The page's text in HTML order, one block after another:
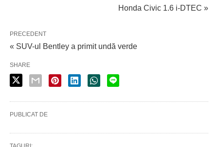
Honda Civic 1.6 i-DTEC »
PRECEDENT
« SUV-ul Bentley a primit undă verde
SHARE
PUBLICAT DE